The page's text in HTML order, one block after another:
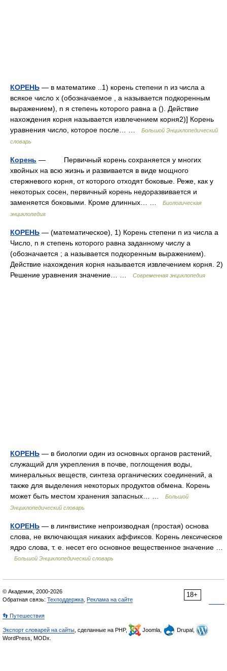
КОРЕНЬ — в математике ..1) корень степени n из числа a
всякое число x (обозначаемое , a называется подкоренным
выражением), n я степень которого равна a (). Действие
нахождения корня называется извлечением корня2)] Корень
уравнения число, которое после… …
Большой Энциклопедический
словарь
Корень — Первичный корень сохраняется у многих
хвойных на всю жизнь и развивается в виде мощного
стержневого корня, от которого отходят боковые. Реже, как у
некоторых сосен, первичный корень недоразвивается и
заменяется боковыми. Кроме длинных… …
Биологическая
энциклопедия
КОРЕНЬ — (математическое), 1) Корень степени n из числа a
Число, n я степень которого равна заданному числу a
(обозначается ; a называется подкоренным выражением).
Действие нахождения корня называется извлечением корня. 2)
Решение уравнения значение… …
Современная энциклопедия
КОРЕНЬ — в биологии один из основных органов растений,
служащий для укрепления в почве, поглощения воды,
минеральных веществ, синтеза органических соединений, а
также для выделения некоторых продуктов обмена. Корень
может быть местом хранения запасных… …
Большой
Энциклопедический словарь
КОРЕНЬ — в лингвистике непроизводная (простая) основа
слова, не включающая никаких аффиксов. Корень лексическое
ядро слова, т. е. несет его основное вещественное значение …
Большой Энциклопедический словарь
18+
© Академик, 2000-2026
Обратная связь: Техподдержка Реклама на сайте
👣 Путешествия
Экспорт словарей на сайты , сделанные на PHP, Joomla,
Drupal,
WordPress, MODx.